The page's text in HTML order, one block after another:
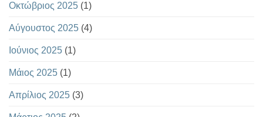
Οκτώβριος 2025 (1)
Αύγουστος 2025 (4)
Ιούνιος 2025 (1)
Μάιος 2025 (1)
Απρίλιος 2025 (3)